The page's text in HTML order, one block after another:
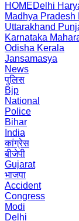
HOMEDelhi
Madhya Pradesh
Uttarakhand
Karnataka
Odisha Kerala
Jansamasya
News
पुलिस
Bjp
National
Police
Bihar
India
कांग्रेस
बीजेपी
Gujarat
भाजपा
Accident
Congress
Modi
Delhi